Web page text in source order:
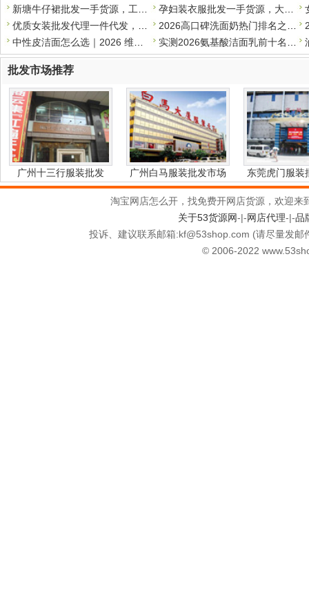
批发市场推荐
广州十三行服装批发 广州白马服装批发市场 东莞虎门服装
淘宝网店怎么开，找免费开网店货源，欢迎
关于53货源网-|-网店代理-|-品
投诉、建议联系邮箱:kf@53shop.com (请尽量发
© 2006-2022